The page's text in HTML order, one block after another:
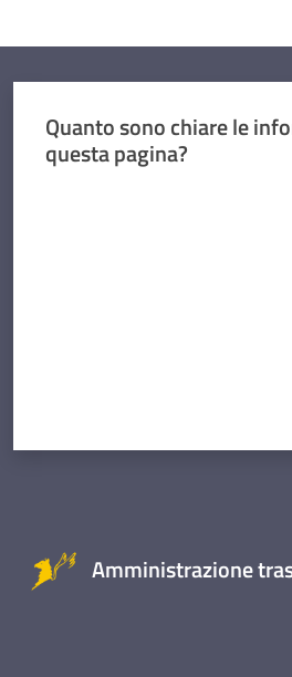
Quanto sono chiare le
questa pagina?
Amministrazione